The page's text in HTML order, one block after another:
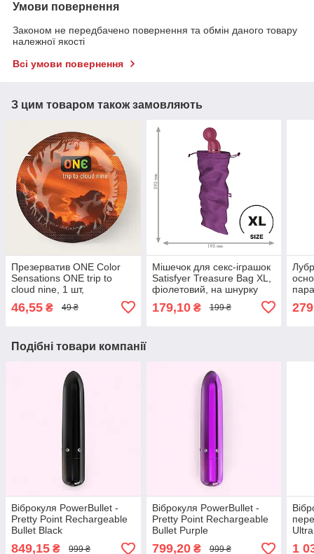
Умови повернення
Законом не передбачено повернення та обмін даного товару
належної якості
Всі умови повернення
З цим товаром також замовляють
Презерватив ONE Color
Sensations ONE trip to
cloud nine, 1 шт,
гладенький, зі змазкою
46,55 ₴ 49 ₴
Мішечок для секс-іграшок
Satisfyer Treasure Bag XL,
фіолетовий, на шнурку
179,10₴ 199 ₴
Подібні товари компанії
Віброкуля PowerBullet -
Pretty Point Rechargeable
Bullet Black
849,15 ₴ 999 ₴
Віброкуля PowerBullet -
Pretty Point Rechargeable
Bullet Purple
799,20₴ 999 ₴ 1